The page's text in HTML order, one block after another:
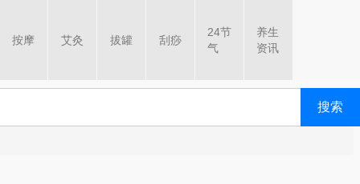
按摩 艾灸 拔罐 刮痧
24节
气
养生
资讯
搜索